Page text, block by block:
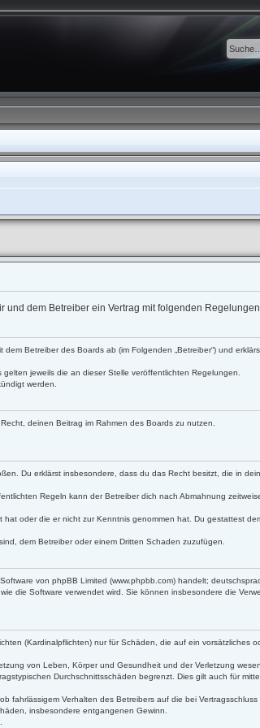
und dem Betreiber ein Vertrag mit folgenden
Betreiber des Boards ab (im Folgenden „Betreiber“) und
jeweils die an dieser Stelle veröffentlichten Regelungen.
werden.
deinen Beitrag im Rahmen des Boards zu nutzen.
Du erklärst insbesondere, dass du das Recht besitzt, die in
Regeln kann der Betreiber dich nach Abmahnung
oder die er nicht zur Kenntnis genommen hat. Du gestattest
dem Betreiber oder einem Dritten Schaden zuzufügen.
von phpBB Limited (www.phpbb.com) handelt;
die Software verwendet wird. Sie können insbesondere die
(Kardinalpflichten) nur für Schäden, die auf ein vorsätzliches
von Leben, Körper und Gesundheit und der Verletzung
Durchschnittsschäden begrenzt. Dies gilt auch für
Verhalten des Betreibers auf die bei
insbesondere entgangenen Gewinn.